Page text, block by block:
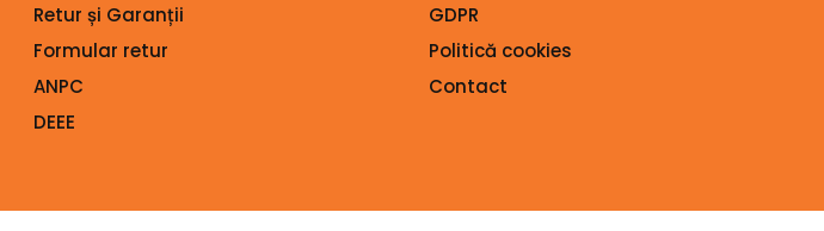
Retur și Garanții
Formular retur
ANPC
DEEE
GDPR
Politică cookies
Contact